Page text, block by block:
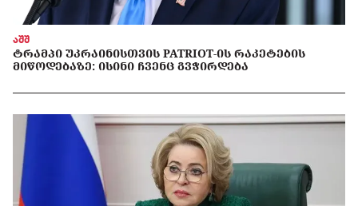
აშშ
ᲢᲠᲐᲛᲞᲘ ᲣᲙᲠᲐᲘᲜᲘᲡᲗᲕᲘᲡ PATRIOT-ᲘᲡ ᲠᲐᲙᲔᲢᲔᲑᲘᲡ
ᲛᲘᲬᲝᲓᲔᲑᲐᲖᲔ: ᲘᲡᲘᲜᲘ ᲩᲕᲔᲜᲪ ᲒᲕᲭᲘᲠᲓᲔᲑᲐ